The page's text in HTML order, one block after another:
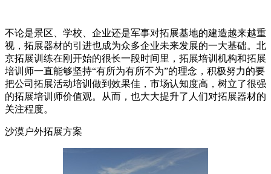
不论是景区、学校、企业还是军事对拓展基地的建造越来越重
视，拓展器材的引进也成为众多企业未来发展的一大基础。北
京拓展训练在刚开始的很长一段时间里，拓展培训机构和拓展
培训师一直能够坚持“有所为有所不为”的理念，积极努力的要
把公司拓展活动培训做到效果佳，市场认知度高，树立了很强
的拓展培训师价值观。从而，也大大提升了人们对拓展器材的
关注程度。
沙漠户外拓展方案